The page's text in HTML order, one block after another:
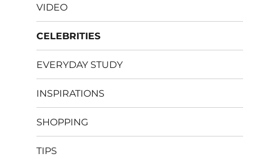
VIDEO
CELEBRITIES
EVERYDAY STUDY
INSPIRATIONS
SHOPPING
TIPS